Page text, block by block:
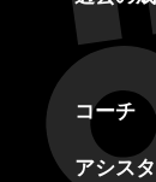
コーチ
アシス